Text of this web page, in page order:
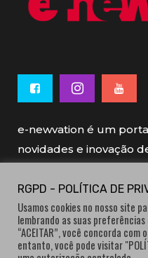
e-newvation é um
novidades e inovação
e-newvation tem o
Ano”, o prémio de
consumidores.
RGPD - POLÍTICA DE
Usamos cookies no nosso site
lembrando as suas
“ACEITAR”, você concorda com
entanto, você pode visitar